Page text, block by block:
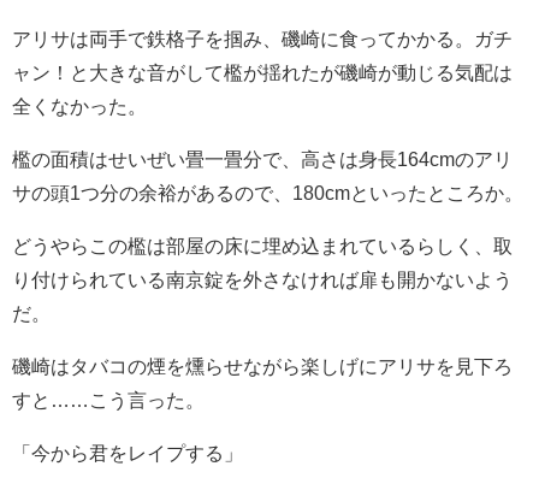
アリサは両手で鉄格子を掴み、磯崎に食ってかかる。ガチ
ャン！と大きな音がして檻が揺れたが磯崎が動じる気配は
全くなかった。
檻の面積はせいぜい畳一畳分で、高さは身長164cmのアリ
サの頭1つ分の余裕があるので、180cmといったところか。
どうやらこの檻は部屋の床に埋め込まれているらしく、取
り付けられている南京錠を外さなければ扉も開かないよう
だ。
磯崎はタバコの煙を燻らせながら楽しげにアリサを見下ろ
すと……こう言った。
「今から君をレイプする」